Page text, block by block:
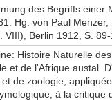
des Begriffs einer
Hg. von Paul
VIII), Berlin 1912, S. 89-
Histoire Naturelle
et de l'Afrique austal.
de zoologie,
à la critique